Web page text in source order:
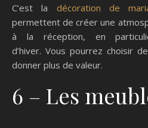
C’est la décoration de
permettent de créer une
à la réception, en
d’hiver. Vous pourrez choisir
donner plus de valeur.
6 – Les